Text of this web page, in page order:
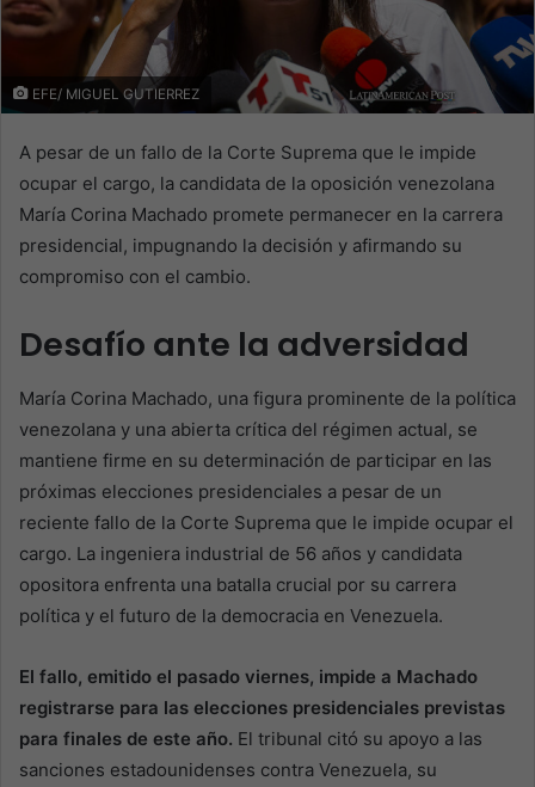
EFE/ MIGUEL GUTIERREZ
A pesar de un fallo de la Corte Suprema que le impide
ocupar el cargo, la candidata de la oposición venezolana
María Corina Machado promete permanecer en la carrera
presidencial, impugnando la decisión y afirmando su
compromiso con el cambio.
Desafío ante la adversidad
María Corina Machado, una figura prominente de la política
venezolana y una abierta crítica del régimen actual, se
mantiene firme en su determinación de participar en las
próximas elecciones presidenciales a pesar de un
reciente fallo de la Corte Suprema que le impide ocupar el
cargo. La ingeniera industrial de 56 años y candidata
opositora enfrenta una batalla crucial por su carrera
política y el futuro de la democracia en Venezuela.
El fallo, emitido el pasado viernes, impide a Machado
registrarse para las elecciones presidenciales previstas
para finales de este año. El tribunal citó su apoyo a las
sanciones estadounidenses contra Venezuela, su